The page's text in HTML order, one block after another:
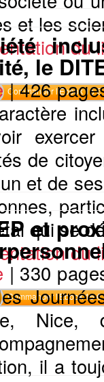
et les
du
Commander l'Ebook 15 €
le
|426
de
et de
qui se
du
Commander l'Ebook 15 €
et
| 330
il a